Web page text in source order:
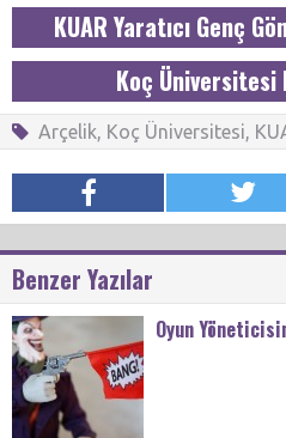
KUAR Yaratıcı Genç
Koç Üniversitesi
Arçelik, Koç Üniversitesi,
Benzer Yazılar
Oyun